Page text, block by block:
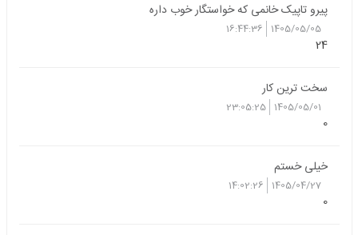
پیرو تاپیک خانمی که خواستگار خوب داره
1405/05/05
16:44:36
24
سخت ترین کار
1405/05/01
23:05:25
0
خیلی خستم
1405/04/27
14:02:26
0